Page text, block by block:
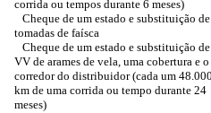
corrida ou tempos durante 6 meses)
Cheque de um estado e substituição de
tomadas de faísca
Cheque de um estado e substituição de
VV de arames de vela, uma cobertura e o
corredor do distribuidor (cada um 48.000
km de uma corrida ou tempo durante 24
meses)